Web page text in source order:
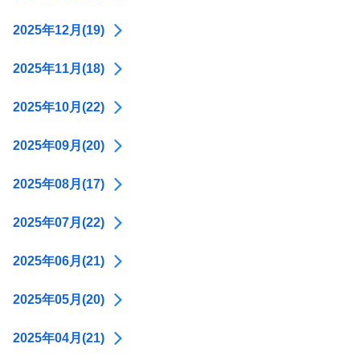
2025年12月(19)
2025年11月(18)
2025年10月(22)
2025年09月(20)
2025年08月(17)
2025年07月(22)
2025年06月(21)
2025年05月(20)
2025年04月(21)